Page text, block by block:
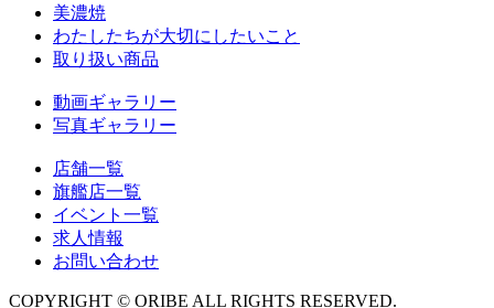
美濃焼
わたしたちが大切にしたいこと
取り扱い商品
動画ギャラリー
写真ギャラリー
店舗一覧
旗艦店一覧
イベント一覧
求人情報
お問い合わせ
COPYRIGHT © ORIBE ALL RIGHTS RESERVED.